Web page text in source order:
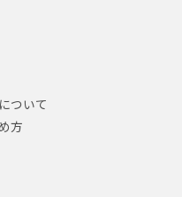
ついて
方